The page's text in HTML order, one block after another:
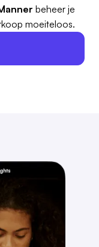
beheer je
moeiteloos.